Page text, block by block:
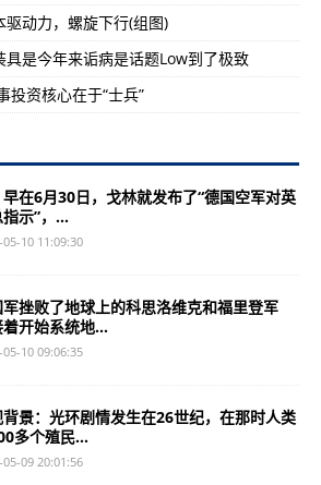
动力，螺旋下行(组图)
是今年来诟病是话题Low到了极致
投资核心在于“士兵”
在6月30日，戈林就发布了“德国空军对英
示”，...
05-10 11:09:30
挫败了地球上的科思洛维克和福里登军
开始系统地...
05-10 09:06:35
景：光环剧情发生在26世纪，在那时人类
多个殖民...
05-09 20:01:56